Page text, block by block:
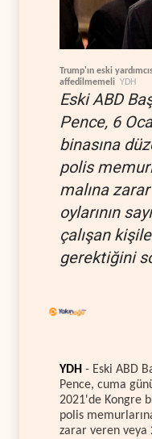
Trump'ın eski
affedilmemeli YDH
Eski ABD
Pence, 6
binasına
polis
malına
oylarının
çalışan
gerektiğini
YDH - Eski ABD
Pence, cuma
2021'de Kongre
polis
zarar veren veya